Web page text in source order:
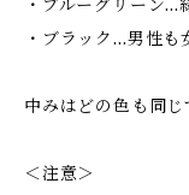
・ブルーグリーン…
・ブラック…男性も
中みはどの色も同じ
＜注意＞